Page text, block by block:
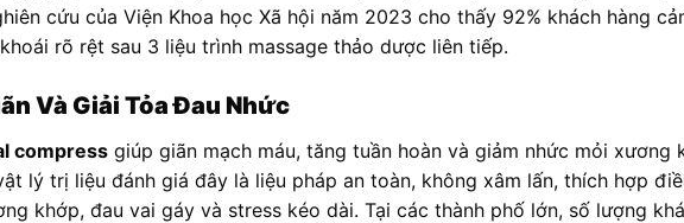
cứu của Viện Khoa học Xã hội năm 2023 cho thấy 92% khách hàng
rõ rệt sau 3 liệu trình massage thảo dược liên tiếp.
Và Giải Tỏa Đau Nhức
compress giúp giãn mạch máu, tăng tuần hoàn và giảm nhức mỏi xương
lý trị liệu đánh giá đây là liệu pháp an toàn, không xâm lấn, thích hợp
khớp, đau vai gáy và stress kéo dài. Tại các thành phố lớn, số lượng